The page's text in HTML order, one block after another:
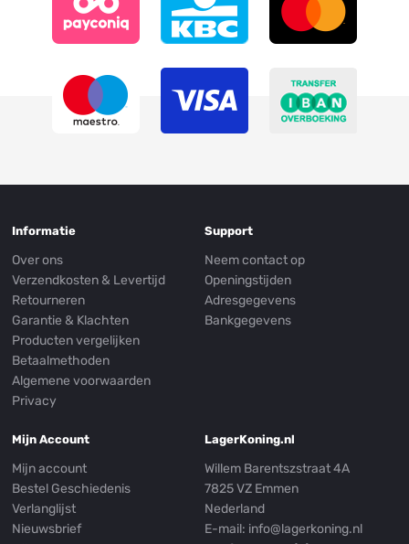
Informatie
Over ons
Verzendkosten & Levertijd
Retourneren
Garantie & Klachten
Producten vergelijken
Betaalmethoden
Algemene voorwaarden
Privacy
Support
Neem contact op
Openingstijden
Adresgegevens
Bankgegevens
Mijn Account
Mijn account
Bestel Geschiedenis
Verlanglijst
Nieuwsbrief
LagerKoning.nl
Willem Barentszstraat 4A
7825 VZ Emmen
Nederland
E-mail: info@lagerkoning.nl